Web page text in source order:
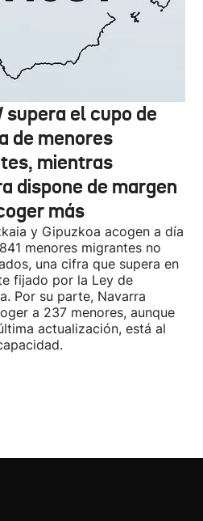
supera el cupo de
de menores
mientras
dispone de margen
más
y Gipuzkoa acogen a día
menores migrantes no
una cifra que supera en
fijado por la Ley de
Por su parte, Navarra
a 237 menores, aunque
actualización, está al